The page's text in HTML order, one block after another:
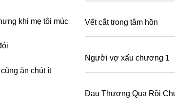
khi mẹ tôi múc
ăn chút ít
Vết cắt trong tâm hồn
Người vợ xấu chương 1
Đau Thương Qua Rồi